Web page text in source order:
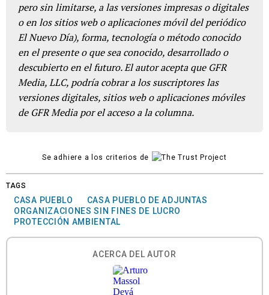
pero sin limitarse, a las versiones impresas o digitales
o en los sitios web o aplicaciones móvil del periódico
El Nuevo Día), forma, tecnología o método conocido
en el presente o que sea conocido, desarrollado o
descubierto en el futuro. El autor acepta que GFR
Media, LLC, podría cobrar a los suscriptores las
versiones digitales, sitios web o aplicaciones móviles
de GFR Media por el acceso a la columna.
Se adhiere a los criterios de
TAGS
CASA PUEBLO
CASA PUEBLO DE ADJUNTAS
ORGANIZACIONES SIN FINES DE LUCRO
PROTECCIÓN AMBIENTAL
ACERCA DEL AUTOR